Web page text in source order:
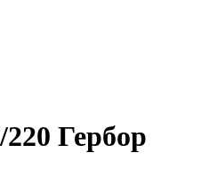
Гербор